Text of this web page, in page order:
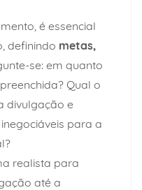
é essencial
definindo metas,
se: em quanto
Qual o
divulgação e
para a
realista para
até a